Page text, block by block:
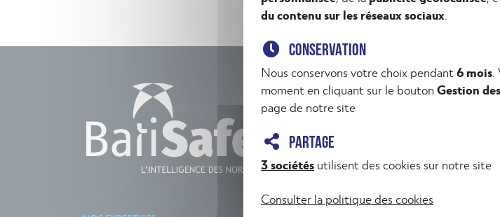
INSCRIVEZ-VOUS À NOTRE NEWSLETTER
du contenu sur les réseaux sociaux
CONSERVATION
Nous conservons votre choix pendant 6 mois
moment en cliquant sur le bouton Gestion
page de notre site
PARTAGE
3 sociétés utilisent des cookies sur notre site
Consulter la politique des cookies